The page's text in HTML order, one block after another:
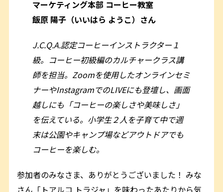
マーケティング本部 コーヒー教室
飯原 陽子（いいはら ようこ）さん
J.C.Q.A.認定コーヒーインストラクター１
級。コーヒー初級編のカルチャークラス講
師を担当。Zoomを使用したオンラインセミ
ナーやInstagramでのLIVEにも登壇し、画面
越しにも「コーヒーの楽しさや美味しさ」
を伝えている。小学生２人を子育て中で週
末は公園やキャンプ場などアウトドアでも
コーヒーを楽しむ。
参加者のみなさま、ありがとうございました！ みな
さん「トアルコ トラジャ」を味わったあたりから気